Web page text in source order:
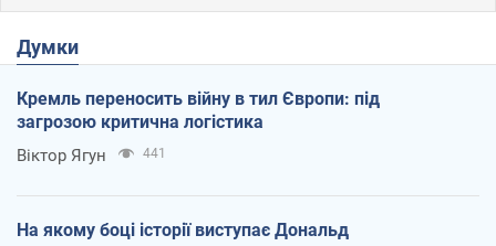
Думки
Кремль переносить війну в тил Європи: під
загрозою критична логістика
Віктор Ягун 441
На якому боці історії виступає Дональд